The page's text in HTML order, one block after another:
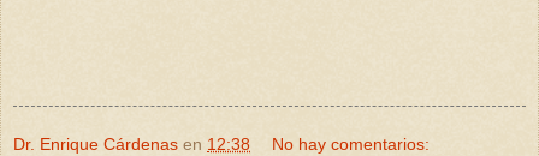
Dr. Enrique Cárdenas en 12:38 No hay comentarios: